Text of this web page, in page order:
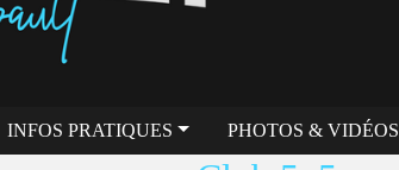
INFOS PRATIQUES PHOTOS & VIDÉOS